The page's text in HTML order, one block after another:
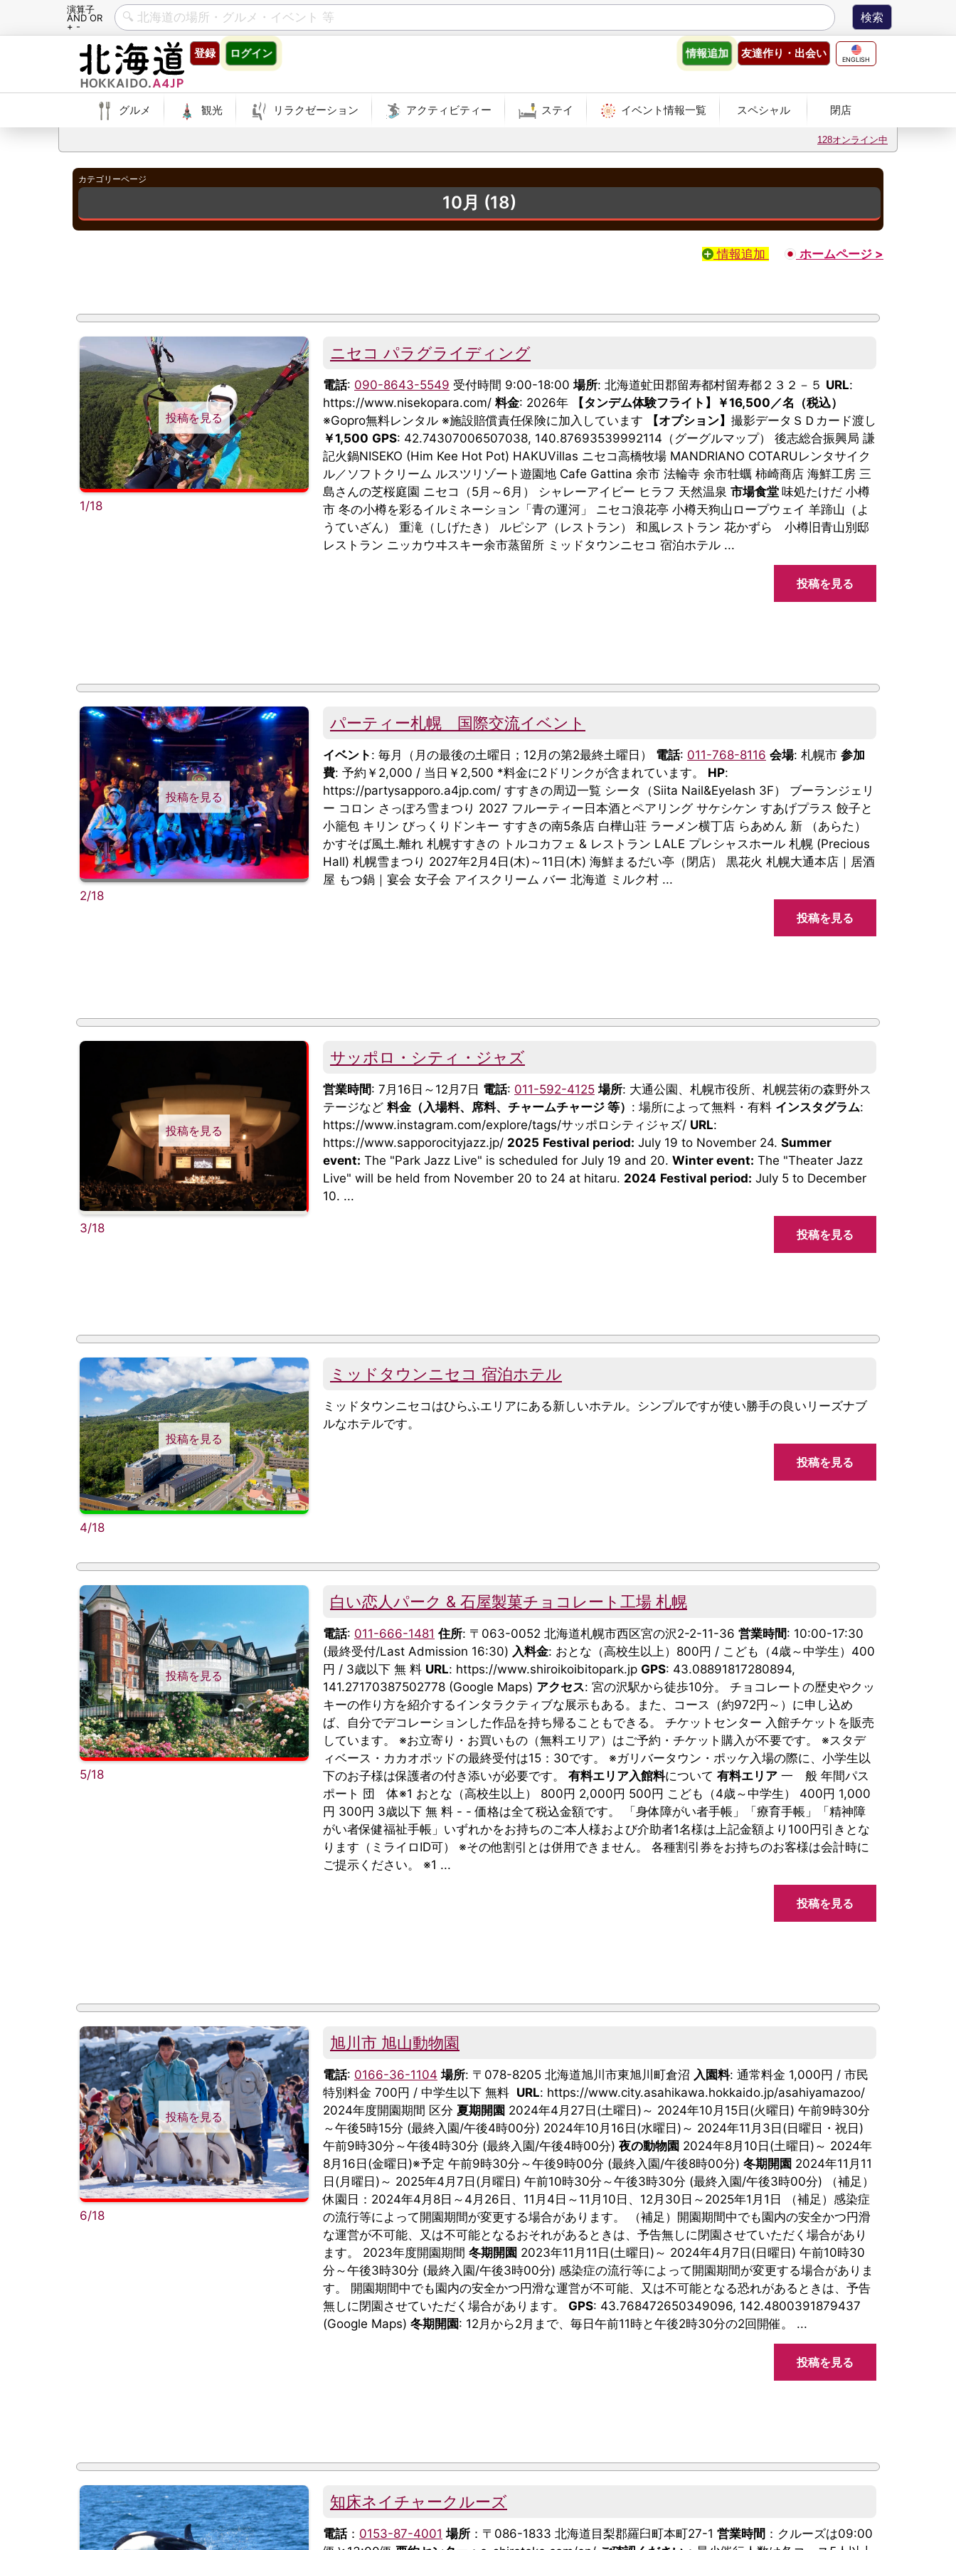
演算子
AND OR
+ -
登録 ログイン ENGLISH
友達作り ・出会い
情報追加
グルメ 観光 リラクゼーション アクティビティー ステイ イベント情報一覧 スペシャル 閉店
128オンライン中
カテゴリーページ
10月 (18)
情報追加 ホームページ >
投稿を見る
1/18
ニセコ パラグライディング
電話: 090-8643-5549 受付時間 9:00-18:00 場所: 北海道虻田郡留寿都村留寿都２３２－５ URL:
https://www.nisekopara.com/ 料金: 2026年
【タンデム体験フライト】￥16,500／名（税込）
※Gopro無料レンタル ※施設賠償責任保険に加入しています
【オプション】 撮影データＳＤカード渡し
￥1,500 GPS: 42.74307006507038, 140.87693539992114（グーグルマップ） 後志総合振興局 謙
記火鍋NISEKO (Him Kee Hot Pot) HAKUVillas ニセコ高橋牧場 MANDRIANO COTARUレンタサイク
ル／ソフトクリーム ルスツリゾート遊園地 Cafe Gattina 余市 法輪寺 余市牡蠣 柿崎商店 海鮮工房 三
島さんの芝桜庭園 ニセコ（5月～6月） シャレーアイビー ヒラフ 天然温泉 市場食堂 味処たけだ 小樽
市 冬の小樽を彩るイルミネーション「青の運河」 ニセコ浪花亭 小樽天狗山ロープウェイ 羊蹄山（よ
うていざん） 重滝（しげたき） ルピシア（レストラン） 和風レストラン 花かずら 小樽旧青山別邸
レストラン ニッカウヰスキー余市蒸留所 ミッドタウンニセコ 宿泊ホテル ...
投稿を見る
投稿を見る
2/18
パーティー札幌 国際交流イベント
イベント : 毎月（月の最後の土曜日；12月の第2最終土曜日） 電話: 011-768-8116 会場: 札幌市 参加
費: 予約￥2,000 / 当日￥2,500 *料金に2ドリンクが含まれています。 HP:
https://partysapporo.a4jp.com/ すすきの周辺一覧 シータ（Siita Nail&Eyelash 3F） ブーランジェリ
ー コロン さっぽろ雪まつり 2027 フルーティー日本酒とペアリング サケシケン すあげプラス 餃子と
小籠包 キリン びっくりドンキー すすきの南5条店 白樺山荘 ラーメン横丁店 らあめん 新 （あらた）
かすそば風土.離れ 札幌すすきの トルコカフェ & レストラン LALE プレシャスホール 札幌 (Precious
Hall) 札幌雪まつり 2027年2月4日(木)～11日(木) 海鮮まるだい亭（閉店） 黒花火 札幌大通本店｜居酒
屋 もつ鍋｜宴会 女子会 アイスクリーム バー 北海道 ミルク村 ...
投稿を見る
投稿を見る
3/18
サッポロ・シティ・ジャズ
営業時間: 7月16日～12月7日 電話: 011-592-4125 場所: 大通公園、札幌市役所、札幌芸術の森野外ス
テージなど 料金（入場料、席料、チャームチャージ 等） : 場所によって無料・有料 インスタグラム:
https://www.instagram.com/explore/tags/サッポロシティジャズ/ URL:
https://www.sapporocityjazz.jp/ 2025 Festival period: July 19 to November 24. Summer
event: The "Park Jazz Live" is scheduled for July 19 and 20. Winter event: The "Theater Jazz
Live" will be held from November 20 to 24 at hitaru. 2024 Festival period: July 5 to December
10. ...
投稿を見る
投稿を見る
4/18
ミッドタウンニセコ 宿泊ホテル
ミッドタウンニセコはひらふエリアにある新しいホテル。シンプルですが使い勝手の良いリーズナブ
ルなホテルです。
投稿を見る
投稿を見る
5/18
白い恋人パーク & 石屋製菓チョコレート工場 札幌
電話: 011-666-1481 住所: 〒063-0052 北海道札幌市西区宮の沢2-2-11-36 営業時間: 10:00-17:30
(最終受付/Last Admission 16:30) 入料金: おとな（高校生以上）800円 / こども（4歳～中学生）400
円 / 3歳以下 無 料 URL: https://www.shiroikoibitopark.jp GPS: 43.08891817280894,
141.27170387502778 (Google Maps) アクセス: 宮の沢駅から徒歩10分。 チョコレートの歴史やクッ
キーの作り方を紹介するインタラクティブな展示もある。また、コース（約972円～）に申し込め
ば、自分でデコレーションした作品を持ち帰ることもできる。 チケットセンター 入館チケットを販売
しています。 ※お立寄り・お買いもの（無料エリア）はご予約・チケット購入が不要です。 ※スタデ
ィベース・カカオポッドの最終受付は15：30です。 ※ガリバータウン・ポッケ入場の際に、小学生以
下のお子様は保護者の付き添いが必要です。 有料エリア入館料について 有料エリア 一 般 年間パス
ポート 団 体※1 おとな（高校生以上） 800円 2,000円 500円 こども（4歳～中学生） 400円 1,000
円 300円 3歳以下 無 料 - - 価格は全て税込金額です。 「身体障がい者手帳」「療育手帳」「精神障
がい者保健福祉手帳」いずれかをお持ちのご本人様および介助者1名様は上記金額より100円引きとな
ります（ミライロID可） ※その他割引とは併用できません。 各種割引券をお持ちのお客様は会計時に
ご提示ください。 ※1 ...
投稿を見る
投稿を見る
6/18
旭川市 旭山動物園
電話: 0166-36-1104 場所: 〒078-8205 北海道旭川市東旭川町倉沼 入園料: 通常料金 1,000円 / 市民
特別料金 700円 / 中学生以下 無料 URL: https://www.city.asahikawa.hokkaido.jp/asahiyamazoo/
2024年度開園期間 区分 夏期開園 2024年4月27日(土曜日)～ 2024年10月15日(火曜日) 午前9時30分
～午後5時15分 (最終入園/午後4時00分) 2024年10月16日(水曜日)～ 2024年11月3日(日曜日・祝日)
午前9時30分～午後4時30分 (最終入園/午後4時00分) 夜の動物園 2024年8月10日(土曜日)～ 2024年
8月16日(金曜日)※予定 午前9時30分～午後9時00分 (最終入園/午後8時00分) 冬期開園 2024年11月11
日(月曜日)～ 2025年4月7日(月曜日) 午前10時30分～午後3時30分 (最終入園/午後3時00分) （補足）
休園日：2024年4月8日～4月26日、11月4日～11月10日、12月30日～2025年1月1日 （補足）感染症
の流行等によって開園期間が変更する場合があります。 （補足）開園期間中でも園内の安全かつ円滑
な運営が不可能、又は不可能となるおそれがあるときは、予告無しに閉園させていただく場合があり
ます。 2023年度開園期間 冬期開園 2023年11月11日(土曜日)～ 2024年4月7日(日曜日) 午前10時30
分～午後3時30分 (最終入園/午後3時00分) 感染症の流行等によって開園期間が変更する場合がありま
す。 開園期間中でも園内の安全かつ円滑な運営が不可能、又は不可能となる恐れがあるときは、予告
無しに閉園させていただく場合があります。 GPS: 43.768472650349096, 142.4800391879437
(Google Maps) 冬期開園: 12月から2月まで、毎日午前11時と午後2時30分の2回開催。 ...
投稿を見る
知床ネイチャークルーズ
電話： 0153-87-4001 場所 ：〒086-1833 北海道目梨郡羅臼町本町27-1 営業時間 ：クルーズは09:00